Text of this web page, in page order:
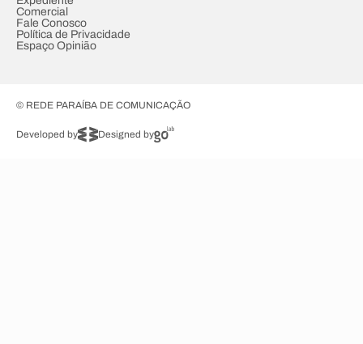
Comercial
Fale Conosco
Política de Privacidade
Espaço Opinião
© REDE PARAÍBA DE COMUNICAÇÃO
Developed by Designed by